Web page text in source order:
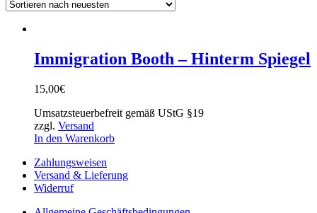
Immigration Booth – Hinterm Spiegel
15,00€
Umsatzsteuerbefreit gemäß UStG §19
zzgl. Versand
In den Warenkorb
Zahlungsweisen
Versand & Lieferung
Widerruf